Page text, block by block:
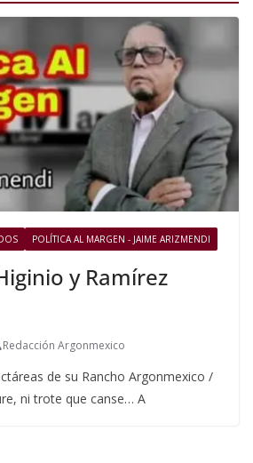
POLÍTICA AL MARGEN - JAIME ARIZMENDI
y Ramírez
Redacción Argonmexico
de su Rancho Argonmexico /
ni trote que canse… A